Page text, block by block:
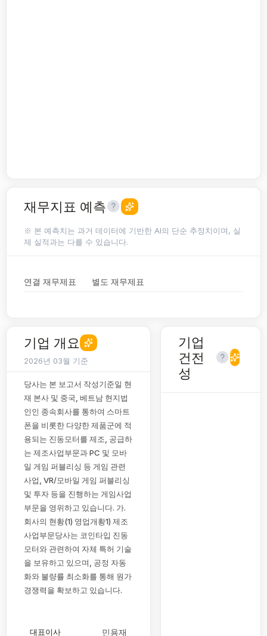
재무지표 예측
※ 본 예측치는 과거 데이터에 기반한 AI의 단순 추정치이며, 실
제 실적과는 다를 수 있습니다.
연결 재무제표 별도 재무제표
기업 개요
2026년 03월 기준
당사는 본 보고서 작성기준일 현
재 본사 및 중국, 베트남 현지법
인인 종속회사를 통하여 스마트
폰을 비롯한 다양한 제품군에 적
용되는 진동모터를 제조, 공급하
는 제조사업부문과 PC 및 모바
일 게임 퍼블리싱 등 게임 관련
사업, VR/모바일 게임 퍼블리싱
및 투자 등을 진행하는 게임사업
부문을 영위하고 있습니다. 가.
회사의 현황(1) 영업개황1) 제조
사업부문당사는 코인타입 진동
모터와 관련하여 자체 특허 기술
을 보유하고 있으며, 공정 자동
화와 불량률 최소화를 통해 원가
경쟁력을 확보하고 있습니다.
대표이사 민용재
기업
건전
성